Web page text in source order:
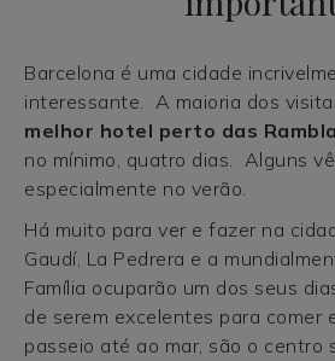
Barcelona é uma cidade
interessante. A maioria dos
melhor hotel perto das
no mínimo, quatro dias. Alguns
especialmente no verão.
Há muito para ver e fazer na
Gaudí, La Pedrera e a
Família ocuparão um dos seus
de serem excelentes para comer
passeio até ao mar, são o centro